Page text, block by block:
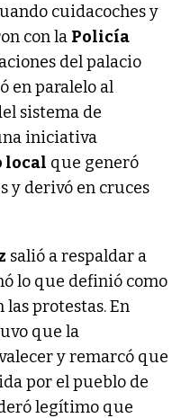
cuidacoches y
con la Policía
del palacio
en paralelo al
sistema de
iniciativa
local que generó
y derivó en cruces
salió a respaldar a
lo que definió como
las protestas. En
que la
y remarcó que
por el pueblo de
legítimo que